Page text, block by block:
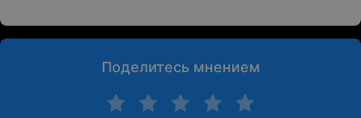
Поделитесь мнением